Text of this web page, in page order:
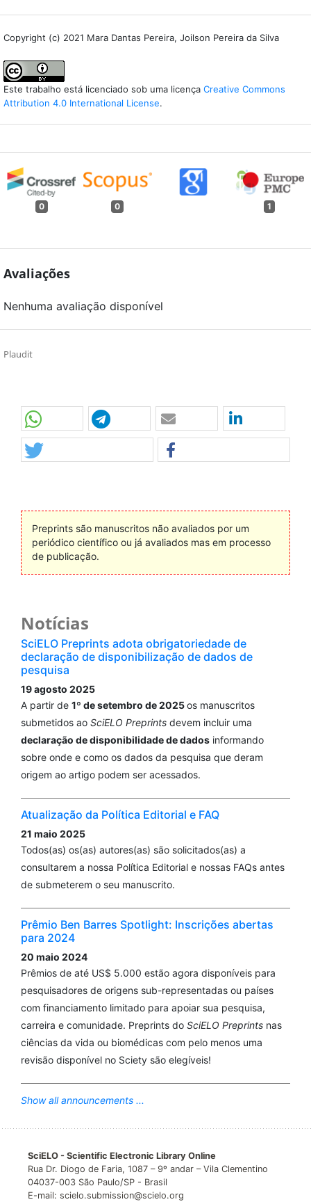
Copyright (c) 2021 Mara Dantas Pereira, Joilson Pereira da Silva
Este trabalho está licenciado sob uma licença Creative Commons
Attribution 4.0 International License.
0 0 1
Avaliações
Nenhuma avaliação disponível
Plaudit
Preprints são manuscritos não avaliados por um
periódico científico ou já avaliados mas em processo
de publicação.
Notícias
SciELO Preprints adota obrigatoriedade de
declaração de disponibilização de dados de
pesquisa
19 agosto 2025
A partir de 1º de setembro de 2025os manuscritos
submetidos ao SciELO Preprints devem incluir uma
declaração de disponibilidade de dados informando
sobre onde e como os dados da pesquisa que deram
origem ao artigo podem ser acessados.
Atualização da Política Editorial e FAQ
21 maio 2025
Todos(as) os(as) autores(as) são solicitados(as) a
consultarem a nossa Política Editorial e nossas FAQs antes
de submeterem o seu manuscrito.
Prêmio Ben Barres Spotlight: Inscrições abertas
para 2024
20 maio 2024
Prêmios de até US$ 5.000 estão agora disponíveis para
pesquisadores de origens sub-representadas ou países
com financiamento limitado para apoiar sua pesquisa,
carreira e comunidade. Preprints do SciELO Preprints nas
ciências da vida ou biomédicas com pelo menos uma
revisão disponível no Sciety são elegíveis!
Show all announcements ...
SciELO - Scientific Electronic Library Online
Rua Dr. Diogo de Faria, 1087 – 9º andar – Vila Clementino
04037-003 São Paulo/SP - Brasil
E-mail: scielo.submission@scielo.org